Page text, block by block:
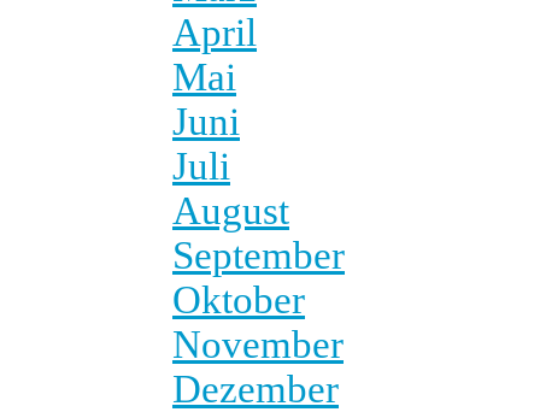
April
Mai
Juni
Juli
August
September
Oktober
November
Dezember